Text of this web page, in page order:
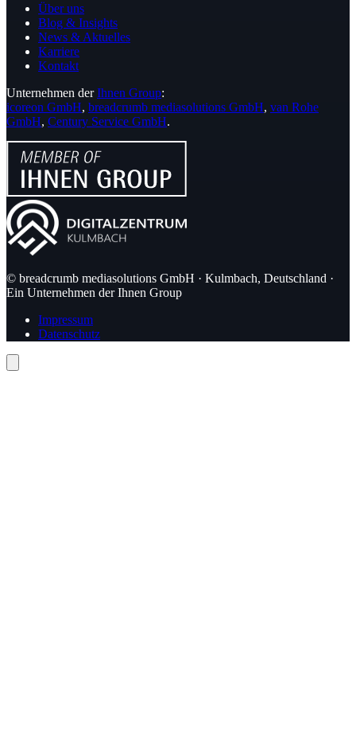
Über uns
Blog & Insights
News & Aktuelles
Karriere
Kontakt
Unternehmen derIhnen Group:
icoreon GmbH, breadcrumb mediasolutions GmbH, van Rohe
GmbH, Century Service GmbH.
© breadcrumb mediasolutions GmbH · Kulmbach, Deutschland ·
Ein Unternehmen der Ihnen Group
Impressum
Datenschutz